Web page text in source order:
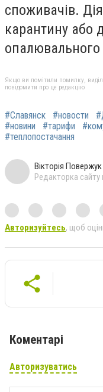
споживачів.
карантину або
опалювального
Якщо ви помітили помилку,
повідомити про це редакцію
#Славянск #новости
#новини
#тарифи
#теплопостачання
Вікторія Повержук
Редакторка сайту
Авторизуйтесь, щоб
Коментарі
Авторизуватись